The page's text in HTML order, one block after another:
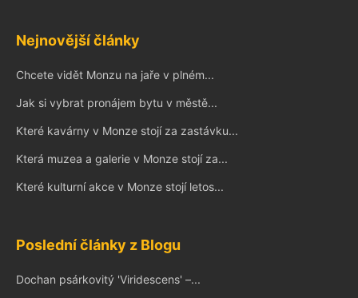
Nejnovější články
Chcete vidět Monzu na jaře v plném...
Jak si vybrat pronájem bytu v městě...
Které kavárny v Monze stojí za zastávku...
Která muzea a galerie v Monze stojí za...
Které kulturní akce v Monze stojí letos...
Poslední články z Blogu
Dochan psárkovitý 'Viridescens' –...